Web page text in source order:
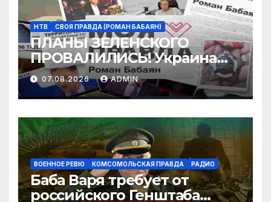
НТВ СВОЯ ПРАВДА (РОМАН БАБАЯН)
ПЛАНЫ ЗЕЛЕНСКОГО
ПРОВАЛИЛИСЬ! Украина
находится в блокаде?
Трамп не поможет! | «Моя
правда»
07.08.2026 ADMIN
ВОЕННОЕ РЕВЮ КОМСОМОЛЬСКАЯ ПРАВДА РАДИО
Баба Варя требует от
российского Генштаба